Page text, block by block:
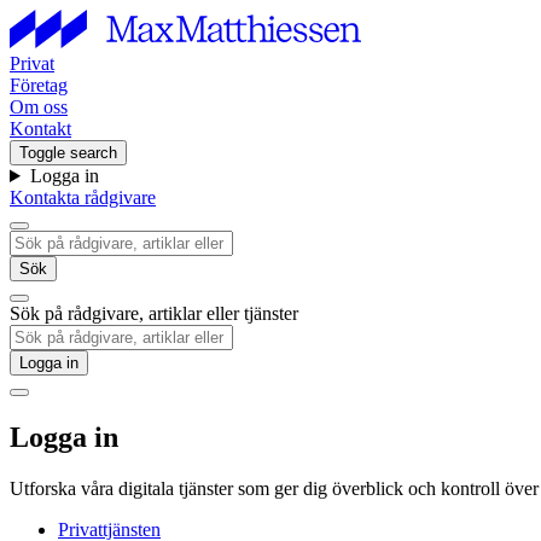
Privat
Företag
Om oss
Kontakt
Toggle search
Logga in
Kontakta rådgivare
Sök
Sök på rådgivare, artiklar eller tjänster
Logga in
Logga in
Utforska våra digitala tjänster som ger dig överblick och kontroll
Privattjänsten